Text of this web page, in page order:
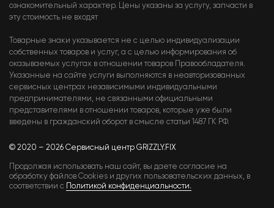
ознакомительный характер. Цены указаны за услугу, запчасти в
эту стоимость не входят
Товарные знаки указывается не с целью индивидуализации
собственных товаров и услуг, а с целью информирования об
оказываемых услугах в отношении товаров Правообладателя.
Указанные на сайте услуги выполняются в неавторизованных
сервисных центрах независимыми индивидуальными
предпринимателями, не связанными официальными
представителями в отношении товаров, которые уже были
введены в гражданский оборот в смысле статьи 1487 ГК РФ.
© 2020 – 2026 Сервисный центр GRIZZLY.FIX
Продолжая использовать наш сайт, вы даете согласие на
обработку файлов Cookies и других пользовательских данных, в
соответствии с Политикой конфиденциальности.